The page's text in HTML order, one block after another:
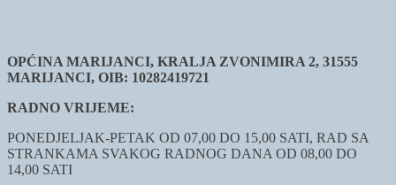
OPĆINA MARIJANCI, KRALJA ZVONIMIRA 2, 31555
MARIJANCI, OIB: 10282419721
RADNO VRIJEME:
PONEDJELJAK-PETAK OD 07,00 DO 15,00 SATI, RAD SA
STRANKAMA SVAKOG RADNOG DANA OD 08,00 DO
14,00 SATI